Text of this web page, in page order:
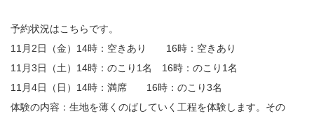
予約状況はこちらです。
11月2日（金）14時：空きあり 16時：空きあり
11月3日（土）14時：のこり1名 16時：のこり1名
11月4日（日）14時：満席 16時：のこり3名
体験の内容：生地を薄くのばしていく工程を体験します。その